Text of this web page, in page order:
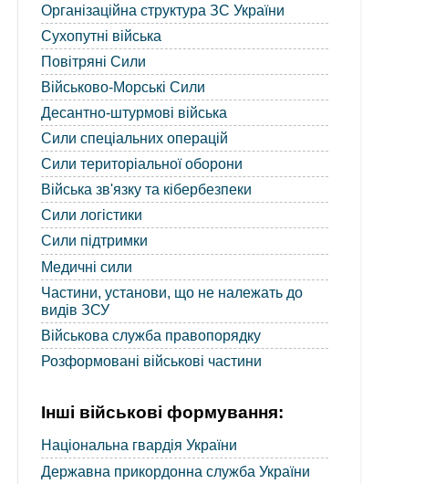
Організаційна структура ЗС України
Сухопутні війська
Повітряні Сили
Військово-Морські Сили
Десантно-штурмові війська
Сили спеціальних операцій
Сили територіальної оборони
Війська зв'язку та кібербезпеки
Сили логістики
Сили підтримки
Медичні сили
Частини, установи, що не належать до
видів ЗСУ
Військова служба правопорядку
Розформовані військові частини
Інші військові формування:
Національна гвардія України
Державна прикордонна служба України